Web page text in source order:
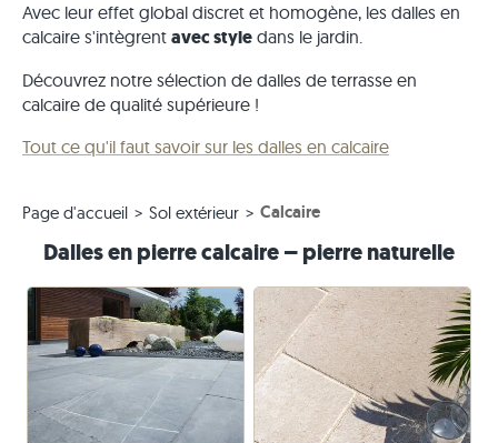
Avec leur effet global discret et homogène, les dalles en
calcaire s'intègrent avec style dans le jardin.
Découvrez notre sélection de dalles de terrasse en
calcaire de qualité supérieure !
Tout ce qu'il faut savoir sur les dalles en calcaire
Page d'accueil Sol extérieur Calcaire
Dalles en pierre calcaire – pierre naturelle